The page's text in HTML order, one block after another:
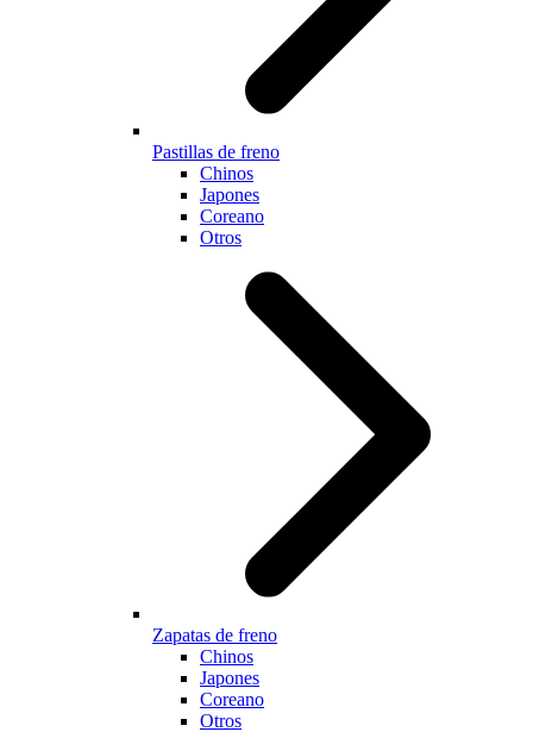
Pastillas de freno
Chinos
Japones
Coreano
Otros
Zapatas de freno
Chinos
Japones
Coreano
Otros